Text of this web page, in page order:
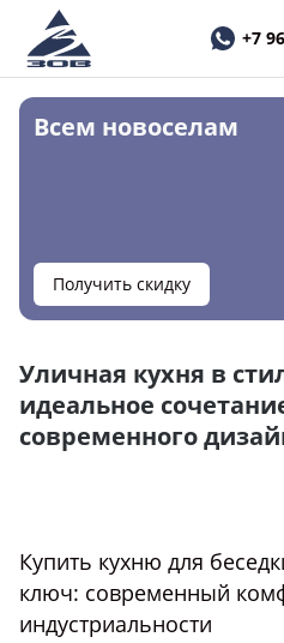
+7
Всем новоселам
Получить скидку
Уличная кухня в
идеальное
современного
Купить кухню для
ключ: современный
индустриальности